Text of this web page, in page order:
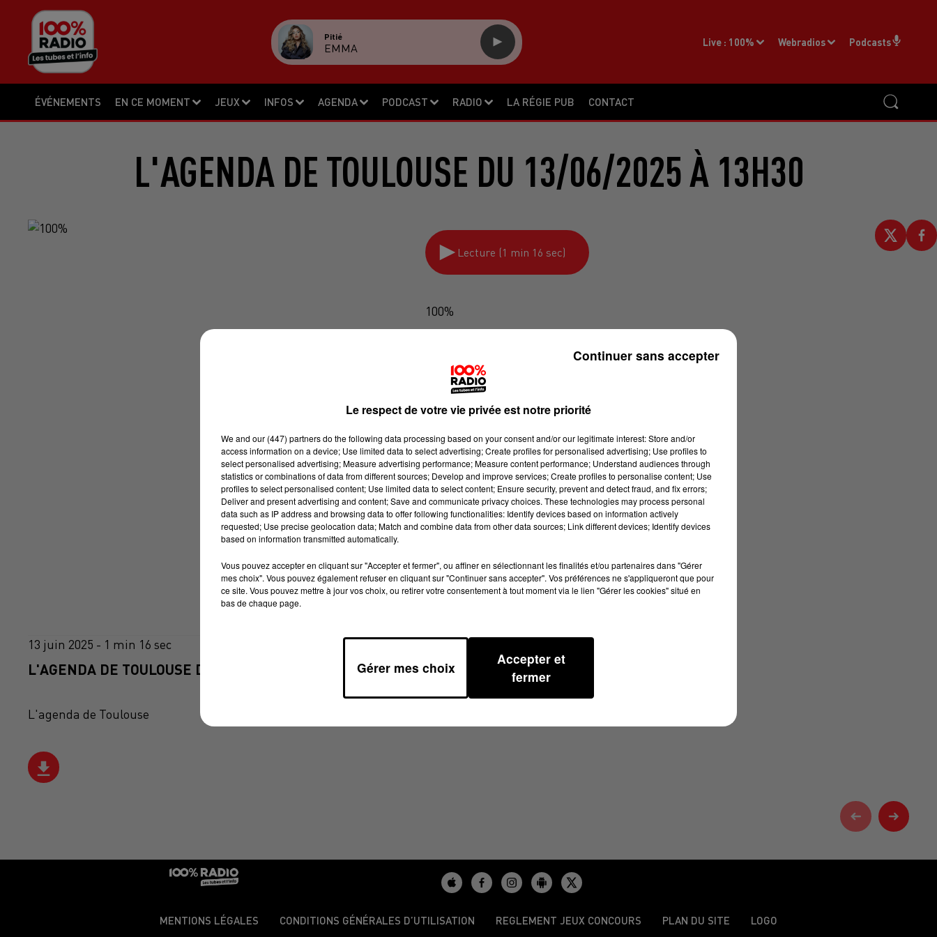
ÉVÉNEMENTS EN CE MOMENT JEUX INFOS AGENDA PODCAST RADIO LA RÉGIE PUB CONTACT
Live : 100% Webradios Podcasts
Pitié
EMMA
L'AGENDA DE TOULOUSE DU 13/06/2025 À 13H30
Lecture (1 min 16 sec)
100%
13 juin 2025 - 1 min 16 sec
L'AGENDA DE TOULOUSE DU 13/06/2025 À 13H30
L'agenda de Toulouse
MENTIONS LÉGALES CONDITIONS GÉNÉRALES D’UTILISATION REGLEMENT JEUX CONCOURS PLAN DU SITE LOGO
Le respect de votre vie privée est notre priorité
We and our (447) partnersdo the following data processing based on your consent and/or our legitimate interest: Store and/or
access information on a device; Use limited data to select advertising; Create profiles for personalised advertising; Use profiles to
select personalised advertising; Measure advertising performance; Measure content performance; Understand audiences through
statistics or combinations of data from different sources; Develop and improve services; Create profiles to personalise content; Use
profiles to select personalised content; Use limited data to select content; Ensure security, prevent and detect fraud, and fix errors;
Deliver and present advertising and content; Save and communicate privacy choices. These technologies may process personal
data such as IP address and browsing data to offer following functionalities: Identify devices based on information actively
requested; Use precise geolocation data; Match and combine data from other data sources; Link different devices; Identify devices
based on information transmitted automatically.
Vous pouvez accepter en cliquant sur "Accepter et fermer", ou affiner en sélectionnant les finalités et/ou partenaires dans "Gérer
mes choix". Vous pouvez également refuser en cliquant sur "Continuer sans accepter". Vos préférences ne s'appliqueront que pour
ce site. Vous pouvez mettre à jour vos choix, ou retirer votre consentement à tout moment via le lien "Gérer les cookies" situé en
bas de chaque page.
Gérer mes choix
Accepter et
fermer
Continuer sans accepter